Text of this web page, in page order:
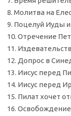
8. Молитва на
9. Поцелуй Иуды и
10. Отречение
11.
12. Допрос в
13. Иисус перед
14. Иисус перед
15. Пилат хочет
16.